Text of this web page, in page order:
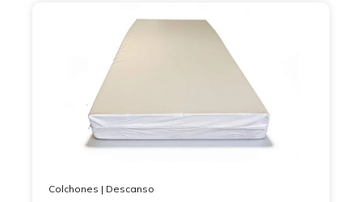
Colchones | Descanso